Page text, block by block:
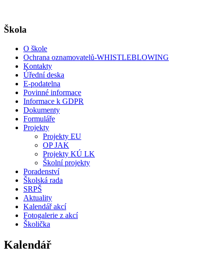
Škola
O škole
Ochrana oznamovatelů-WHISTLEBLOWING
Kontakty
Úřední deska
E-podatelna
Povinné informace
Informace k GDPR
Dokumenty
Formuláře
Projekty
Projekty EU
OP JAK
Projekty KÚ LK
Školní projekty
Poradenství
Školská rada
SRPŠ
Aktuality
Kalendář akcí
Fotogalerie z akcí
Školička
Kalendář